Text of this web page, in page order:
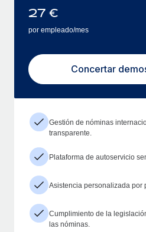
27 €
por empleado/mes
Concertar
Gestión de nóminas
transparente.
Plataforma de autoservicio
Asistencia personalizada por
Cumplimiento de la
las nóminas.